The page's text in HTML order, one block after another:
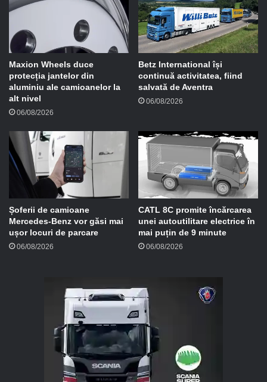
m
i
Maxion Wheels duce
protecția jantelor din
aluminiu ale camioanelor la
alt nivel
06/08/2026
Betz International își
continuă activitatea, fiind
salvată de Aventra
06/08/2026
Șoferii de camioane
Mercedes-Benz vor găsi mai
ușor locuri de parcare
06/08/2026
CATL 8C promite încărcarea
unei autoutilitare electrice în
mai puțin de 9 minute
06/08/2026